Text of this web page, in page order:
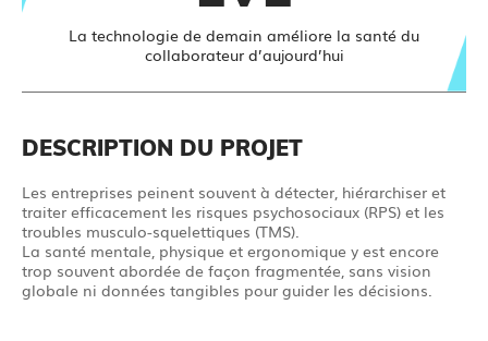
La technologie de demain améliore la santé du
collaborateur d’aujourd’hui
DESCRIPTION DU PROJET
Les entreprises peinent souvent à détecter, hiérarchiser et
traiter efficacement les risques psychosociaux (RPS) et les
troubles musculo-squelettiques (TMS).
La santé mentale, physique et ergonomique y est encore
trop souvent abordée de façon fragmentée, sans vision
globale ni données tangibles pour guider les décisions.